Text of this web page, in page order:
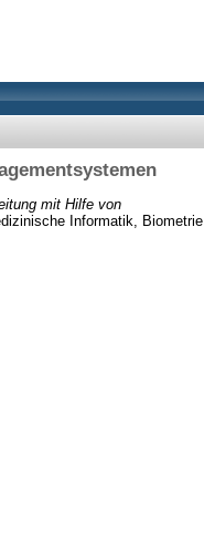
mit Hilfe von
Informatik, Biometrie